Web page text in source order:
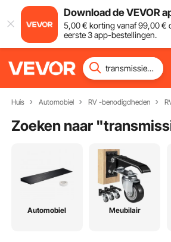
Download de VEVOR
5,00€ korting vanaf99,00€
eerste 3 app-bestellingen.
Huis Automobiel RV -benodigdheden
Zoeken naar "
Automobiel Meubilair